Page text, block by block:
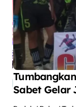
Sabet Gelar